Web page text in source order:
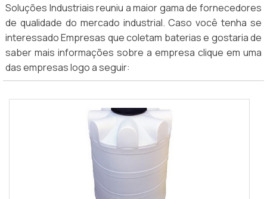
Soluções Industriais reuniu a maior gama de fornecedores
de qualidade do mercado industrial. Caso você tenha se
interessado Empresas que coletam baterias e gostaria de
saber mais informações sobre a empresa clique em uma
das empresas logo a seguir: